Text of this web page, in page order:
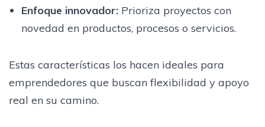
Enfoque innovador:Prioriza proyectos con
novedad en productos, procesos o servicios.
Estas características los hacen ideales para
emprendedores que buscan flexibilidad y apoyo
real en su camino.